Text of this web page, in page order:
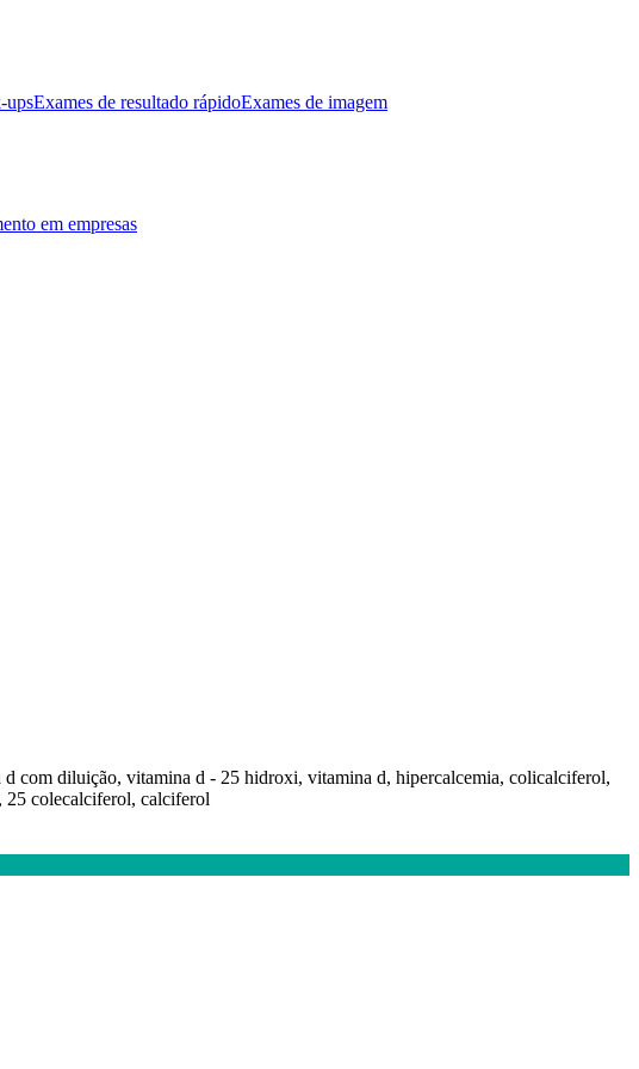
upsExames de resultado rápidoExames de imagem
em empresas
com diluição, vitamina d - 25 hidroxi, vitamina d, hipercalcemia, colicalciferol,
colecalciferol, calciferol